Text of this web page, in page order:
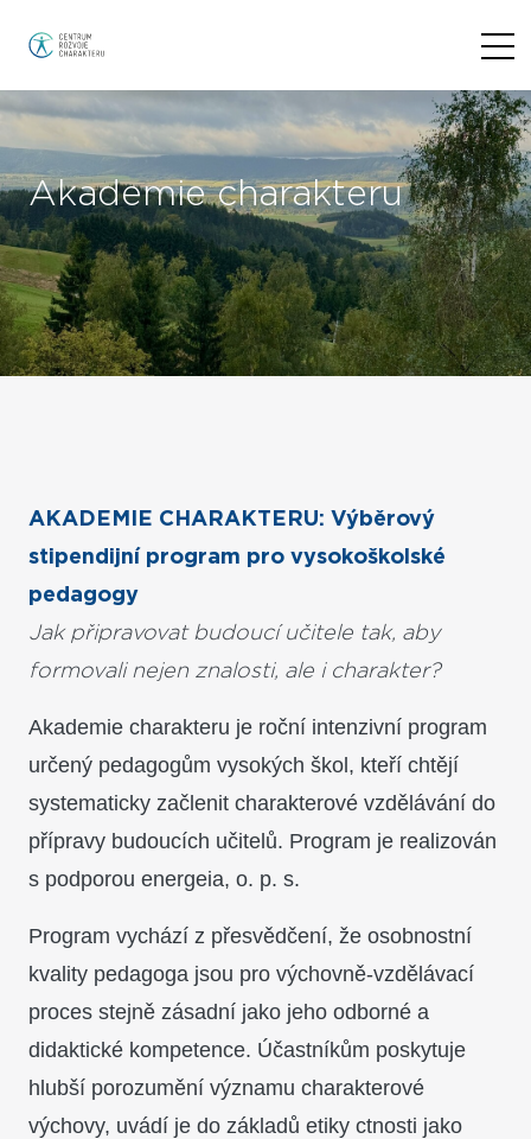
Akademie charakteru
AKADEMIE CHARAKTERU: Výběrový
stipendijní program pro vysokoškolské
pedagogy
Jak připravovat budoucí učitele tak, aby
formovali nejen znalosti, ale i charakter?
Akademie charakteru je roční intenzivní program
určený pedagogům vysokých škol, kteří chtějí
systematicky začlenit charakterové vzdělávání do
přípravy budoucích učitelů. Program je realizován
s podporou energeia, o. p. s.
Program vychází z přesvědčení, že osobnostní
kvality pedagoga jsou pro výchovně-vzdělávací
proces stejně zásadní jako jeho odborné a
didaktické kompetence. Účastníkům poskytuje
hlubší porozumění významu charakterové
výchovy, uvádí je do základů etiky ctnosti jako